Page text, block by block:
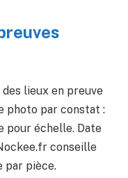
lieux en preuve
photo par constat :
pour échelle. Date
conseille
par pièce.